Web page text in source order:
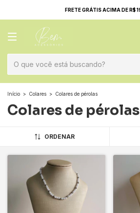
FRETE GRÁTIS ACIMA DE R$
Início > Colares > Colares de pérolas
Colares de pérolas
ORDENAR